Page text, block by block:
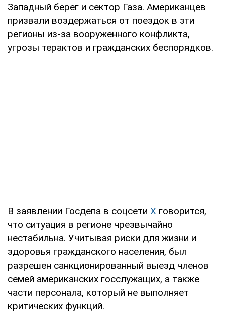
Западный берег и сектор Газа. Американцев
призвали воздержаться от поездок в эти
регионы из-за вооруженного конфликта,
угрозы терактов и гражданских беспорядков.
В заявлении Госдепа в соцсети X говорится,
что ситуация в регионе чрезвычайно
нестабильна. Учитывая риски для жизни и
здоровья гражданского населения, был
разрешен санкционированный выезд членов
семей американских госслужащих, а также
части персонала, который не выполняет
критических функций.